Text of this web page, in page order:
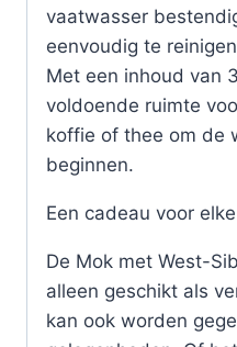
vaatwasser
eenvoudig te
Met een inhoud van
voldoende ruimte
koffie of thee om de
beginnen.
Een cadeau voor
De Mok met West-
alleen geschikt als
kan ook worden